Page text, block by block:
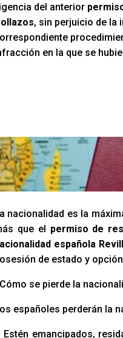
del anterior
, sin perjuicio de la
en la que se
nacionalidad es la
que el permiso de
española
de estado y
se pierde la
españoles perderán la
Estén emancipados,